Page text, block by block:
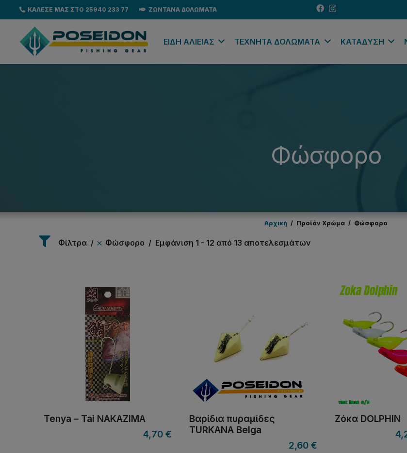
ΚΑΛΕΣΕ ΜΑΣ ΣΤΟ 25940 233 77 ΖΩΝΤΑΝΑ ΔΟΛΩΜΑΤΑ
EΙΔΗ ΑΛΙΕΙΑΣ ΤΕΧΝΗΤΑ ΔΟΛΩΜΑΤΑ ΚΑΤΑΔΥΣΗ
Φώσφορο
Αρχική / Προϊόν Χρώμα / Φώσφορο
Φίλτρα Φώσφορο Εμφάνιση 1 - 12 από 13 αποτελεσμάτων
Tenya – Tai NAKAZIMA
4,70 €
Βαρίδια πυραμίδες
TURKANA Belga
2,60 €
Ζόκα DOLPHIN